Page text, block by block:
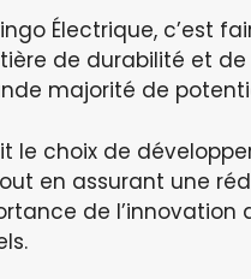
Électrique, c’est
de durabilité et
majorité de
le choix de
en assurant une
de